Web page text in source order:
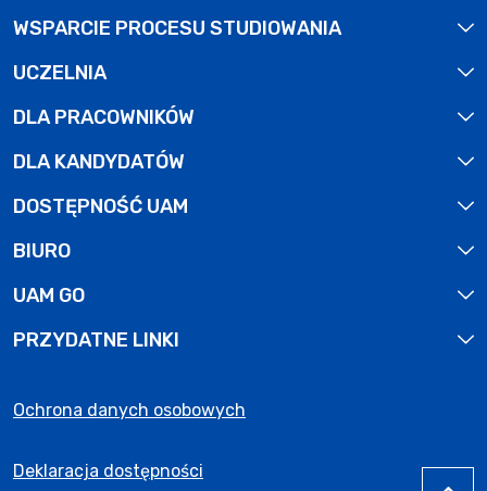
WSPARCIE PROCESU STUDIOWANIA
UCZELNIA
DLA PRACOWNIKÓW
DLA KANDYDATÓW
DOSTĘPNOŚĆ UAM
BIURO
UAM GO
PRZYDATNE LINKI
Ochrona danych osobowych
Deklaracja dostępności